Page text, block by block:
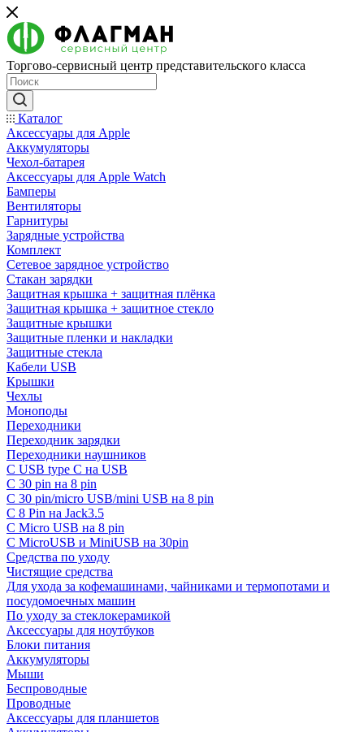
Торгово-сервисный центр представительского класса
Каталог
Аксессуары для Apple
Аккумуляторы
Чехол-батарея
Аксессуары для Apple Watch
Бамперы
Вентиляторы
Гарнитуры
Зарядные устройства
Комплект
Сетевое зарядное устройство
Стакан зарядки
Защитная крышка + защитная плёнка
Защитная крышка + защитное стекло
Защитные крышки
Защитные пленки и накладки
Защитные стекла
Кабели USB
Крышки
Чехлы
Моноподы
Переходники
Переходник зарядки
Переходники наушников
С USB type C на USB
С 30 pin на 8 pin
С 30 pin/micro USB/mini USB на 8 pin
С 8 Pin на Jack3.5
С Micro USB на 8 pin
С MicroUSB и MiniUSB на 30pin
Средства по уходу
Чистящие средства
Для ухода за кофемашинами, чайниками и термопотами и
посудомоечных машин
По уходу за стеклокерамикой
Аксессуары для ноутбуков
Блоки питания
Аккумуляторы
Мыши
Беспроводные
Проводные
Аксессуары для планшетов